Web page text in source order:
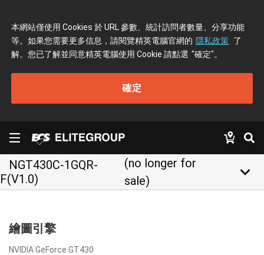
本網站僅使用 Cookies 於 URL 參數、統計訪問者數量、分享功能
等。如果您需要更多信息，請閱覽精英電腦官網的 隱私政策 了
解。您已了解並同意精英電腦使用 Cookie 請點選 "確定"。
確定
NGT430C-1GQR-
F(V1.0)
(no longer for
sale)
keyboard_arrow_down
繪圖引擎
NVIDIA GeForce GT430